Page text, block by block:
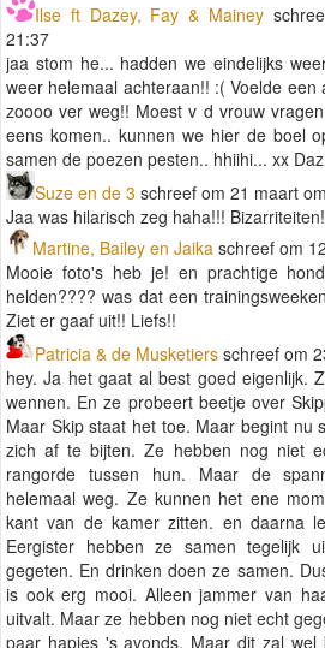
Ilse ft Dazey, Fay & Mainey
21:37
jaa stom he... hadden we eindelijks
weer helemaal achteraan!! :( Voelde een
zoooo ver weg!! Moest v d vrouw
eens komen.. kunnen we hier de boel
samen de poezen pesten.. hhiihi... xx Daz
Suze en de 3 schreef om 21 maart
Jaa was hilarisch zeg haha!!! Bizarriteiten!
Martine, Bailey en Jaika schreef om
Mooie foto's heb je! en prachtige
helden???? was dat een
Ziet er gaaf uit!! Liefs!!
Patricia & de Musketiers schreef om
hey. Ja het gaat al best goed eigenlijk.
wennen. En ze probeert beetje over
Maar Skip staat het toe. Maar begint nu
zich af te bijten. Ze hebben nog niet
rangorde tussen hun. Maar de
helemaal weg. Ze kunnen het ene
kant van de kamer zitten. en daarna
Eergister hebben ze samen tegelijk
gegeten. En drinken doen ze samen.
is ook erg mooi. Alleen jammer van
uitvalt. Maar ze hebben nog niet echt
paar hapjes 's avonds. Maar dit zal wel